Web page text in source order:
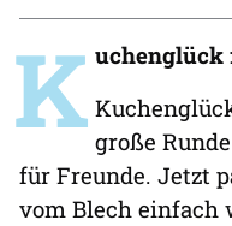
K uchenglück
große
für Freunde. Jetzt
vom Blech einfach